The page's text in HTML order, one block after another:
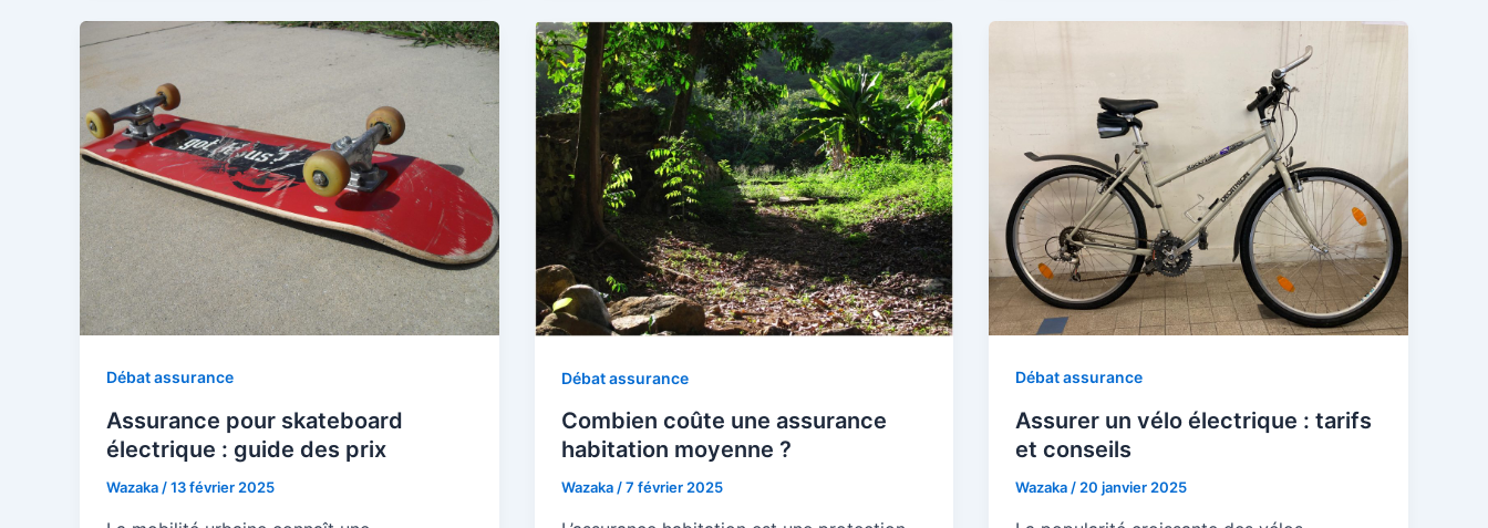
Débat assurance
Assurance pour skateboard
électrique : guide des prix
Wazaka /13 février 2025
Débat assurance
Combien coûte une assurance
habitation moyenne ?
Wazaka/7 février 2025
Débat assurance
Assurer un vélo électrique : tarifs
et conseils
Wazaka / 20 janvier 2025